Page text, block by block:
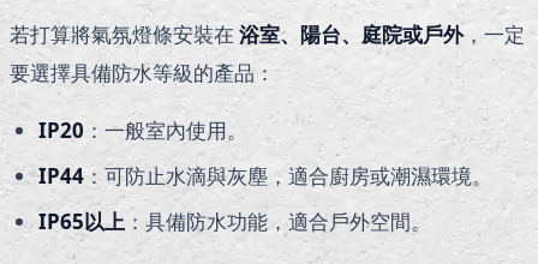
若打算將氣氛燈條安裝在 浴室、陽台、庭院或戶外，一定
要選擇具備防水等級的產品：
IP20 ：一般室內使用。
IP44 ：可防止水滴與灰塵，適合廚房或潮濕環境。
IP65以上 ：具備防水功能，適合戶外空間。